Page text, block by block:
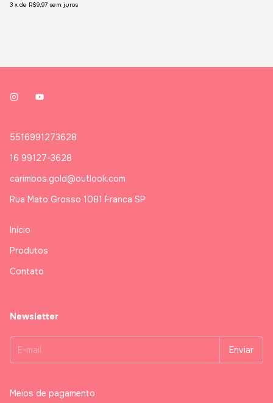
3 x de R$9,97 sem juros
5516991273628
16 99127-3628
carimbos.gold@outlook.com
Rua Mato Grosso 1081 Franca SP
Início
Produtos
Contato
Newsletter
Meios de pagamento